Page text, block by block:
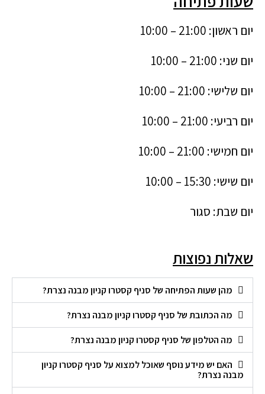
יום ראשון: 21:00 – 10:00
יום שני: 21:00 – 10:00
יום שלישי: 21:00 – 10:00
יום רביעי: 21:00 – 10:00
יום חמישי: 21:00 – 10:00
יום שישי: 15:30 – 10:00
יום שבת: סגור
שאלות נפוצות
מהן שעות הפתיחה של סניף קסטרו קניון מבנה נצרת?
מה הכתובת של סניף קסטרו קניון מבנה נצרת?
מה הטלפון של סניף קסטרו קניון מבנה נצרת?
האם יש מידע נוסף שאוכל למצוא על סניף קסטרו קניון
מבנה נצרת?